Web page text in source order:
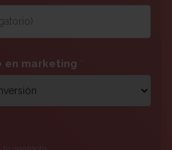
en marketing